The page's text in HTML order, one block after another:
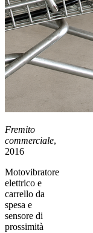
Fremito
commerciale,
2016
Motovibratore
elettrico e
carrello da
spesa e
sensore di
prossimità